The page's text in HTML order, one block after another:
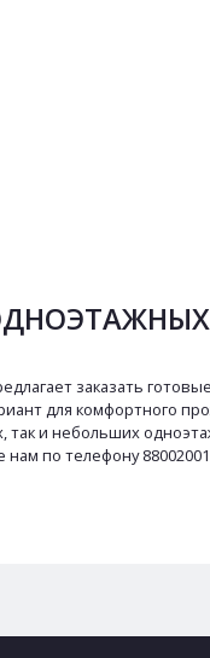
заказать
для комфортного
так и небольших
нам по телефону